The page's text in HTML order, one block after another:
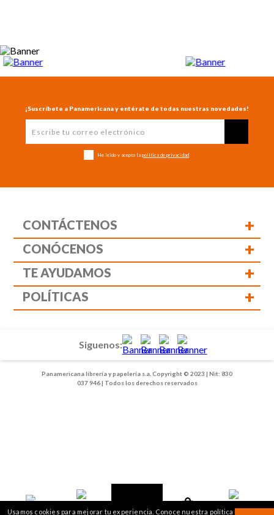
Usamos cookies para mejorar tu experiencia. Conoce nuestra política
¡Suscríbete a Panamericana y entérate de todas nuestras novedades!
He leído y acepto la política de privacidad
CONTÁCTENOS +
CONÓCENOS +
TE AYUDAMOS +
POLÍTICAS +
Panamericana librería y papelería s.a. Copyright © 2023 | Nit: 830
037 946 | Todos los derechos reservados
Siguenos:
2